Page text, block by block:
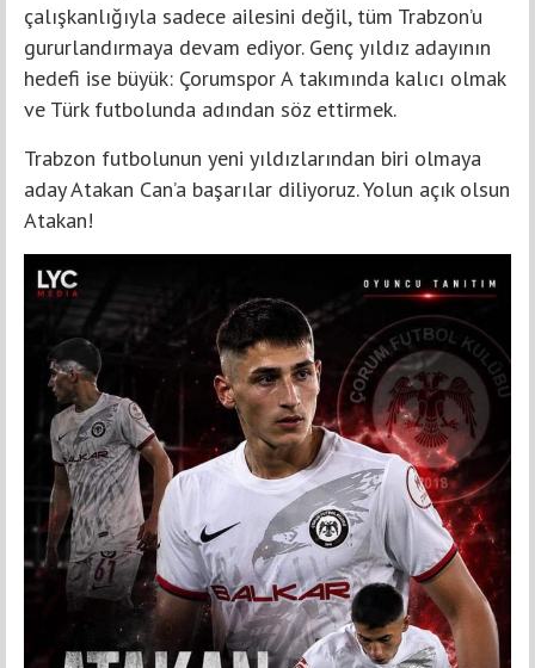
çalışkanlığıyla sadece ailesini değil, tüm Trabzon’u
gururlandırmaya devam ediyor. Genç yıldız adayının
hedefi ise büyük: Çorumspor A takımında kalıcı olmak
ve Türk futbolunda adından söz ettirmek.
Trabzon futbolunun yeni yıldızlarından biri olmaya
aday Atakan Can’a başarılar diliyoruz. Yolun açık olsun
Atakan!